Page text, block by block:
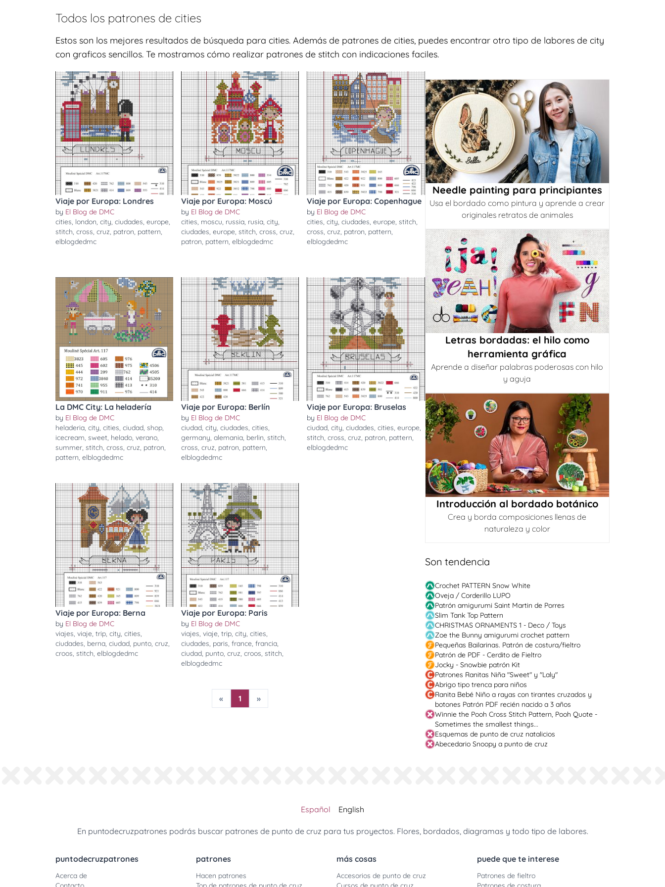
Todos los patrones de cities
Estos son los mejores resultados de búsqueda para cities. Además de patrones de cities, puedes encontrar otro tipo de labores de city
con graficos sencillos. Te mostramos cómo realizar patrones de stitch con indicaciones faciles.
Viaje por Europa: Londres
by El Blog de DMC
cities, london, city, ciudades, europe,
stitch, cross, cruz, patron, pattern,
elblogdedmc
Viaje por Europa: Moscú
by El Blog de DMC
cities, moscu, russia, rusia,city,
ciudades,europe,stitch,cross,cruz,
patron, pattern,elblogdedmc
Viaje por Europa: Copenhague
by El Blog de DMC
cities,city,ciudades,europe,stitch,
cross,cruz, patron, pattern,
elblogdedmc
La DMC City: La heladería
by El Blog de DMC
heladeria, city, cities, ciudad, shop,
icecream, sweet, helado, verano,
summer, stitch, cross, cruz, patron,
pattern, elblogdedmc
Viaje por Europa: Berlín
by El Blog de DMC
ciudad,city,ciudades,cities,
germany,alemania, berlin,stitch,
cross,cruz, patron, pattern,
elblogdedmc
Viaje por Europa: Bruselas
by El Blog de DMC
ciudad,city,ciudades,cities,europe,
stitch,cross,cruz, patron, pattern,
elblogdedmc
Viaje por Europa: Berna
by El Blog de DMC
viajes, viaje, trip, city, cities,
ciudades, berna, ciudad, punto, cruz,
croos, stitch, elblogdedmc
Viaje por Europa: Paris
by El Blog de DMC
viajes,viaje,trip,city,cities,
ciudades, paris,france,francia,
ciudad, punto,cruz,croos,stitch,
elblogdedmc
« 1 »
Needle painting para principiantes
Usa el bordado como pintura y aprende a crear
originales retratos de animales
Letras bordadas: el hilo como
herramienta gráfica
Aprende a diseñar palabras poderosas con hilo
y aguja
Introducción al bordado botánico
Crea y borda composiciones llenas de
naturaleza y color
Son tendencia
Crochet PATTERN Snow White
Oveja / Corderillo LUPO
Patrón amigurumi Saint Martin de Porres
Slim Tank Top Pattern
CHRISTMAS ORNAMENTS 1 - Deco / Toys
Zoe the Bunny amigurumi crochet pattern
Pequeñas Bailarinas. Patrón de costura/fieltro
Patrón de PDF - Cerdito de Fieltro
Jocky - Snowbie patrón Kit
Patrones Ranitas Niña "Sweet" y "Laly"
Abrigo tipo trenca para niños
Ranita Bebé Niño a rayas con tirantes cruzados y
botones Patrón PDF recién nacido a 3 años
Winnie the Pooh Cross Stitch Pattern, Pooh Quote -
Sometimes the smallest things...
Esquemas de punto de cruz natalicios
Abecedario Snoopy a punto de cruz
Español English
En puntodecruzpatrones podrás buscar patrones de punto de cruz para tus proyectos. Flores, bordados, diagramas y todo tipo de labores.
puntodecruzpatrones
Acerca de
patrones
Hacen patrones
más cosas
Accesorios de punto de cruz
puede que te interese
Patrones de fieltro